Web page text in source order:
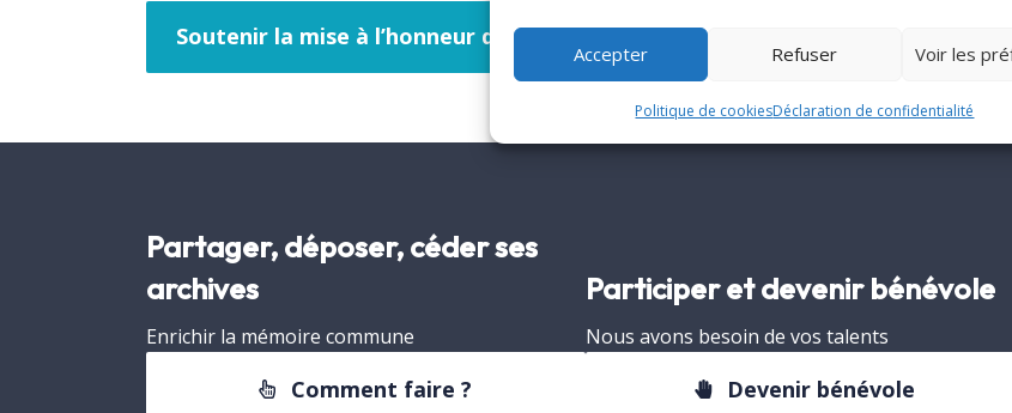
Accepter Refuser Voir les
Politique de cookiesDéclaration de confidentialité
Soutenir la mise à l’honneur des reliques du diocèse
Partager, déposer, céder ses
archives
Enrichir la mémoire commune
Comment faire ?
Participer et devenir bénévole
Nous avons besoin de vos talents
Devenir bénévole